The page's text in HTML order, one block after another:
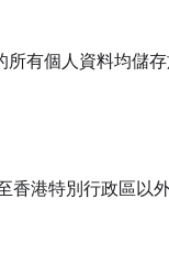
有個人資料均儲
港特別行政區以